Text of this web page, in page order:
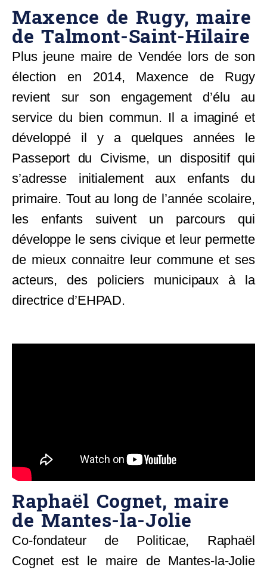
Maxence de Rugy, maire
de Talmont-Saint-Hilaire
Plus jeune maire de Vendée lors de son
élection en 2014, Maxence de Rugy
revient sur son engagement d’élu au
service du bien commun. Il a imaginé et
développé il y a quelques années le
Passeport du Civisme, un dispositif qui
s’adresse initialement aux enfants du
primaire. Tout au long de l’année scolaire,
les enfants suivent un parcours qui
développe le sens civique et leur permette
de mieux connaitre leur commune et ses
acteurs, des policiers municipaux à la
directrice d’EHPAD.
Raphaël Cognet, maire
de Mantes-la-Jolie​
Co-fondateur de Politicae, Raphaël
Cognet est le maire de Mantes-la-Jolie